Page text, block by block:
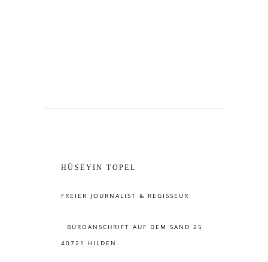
HÜSEYIN TOPEL
FREIER JOURNALIST & REGISSEUR
BÜROANSCHRIFT AUF DEM SAND 25
40721 HILDEN